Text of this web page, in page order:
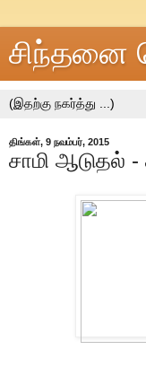
சிந்தனை
திங்கள், 9 நவம்பர், 2015
சாமி ஆடுதல் -